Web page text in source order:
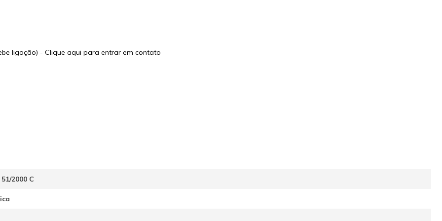
ligação) - Clique aqui para entrar em contato
2000 C